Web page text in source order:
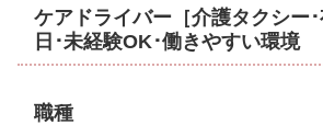
ケアドライバー［介護タクシー
日･未経験OK･働きやすい環境
職種